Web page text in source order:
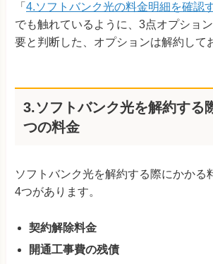
「 4.ソフトバンク光の料金明細を確認
でも触れているように、3点オプショ
要と判断した、オプションは解約して
3.ソフトバンク光を解約する
つの料金
ソフトバンク光を解約する際にかかる
4つがあります。
契約解除料金
開通工事費の残債